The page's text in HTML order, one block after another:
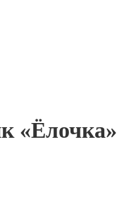
«Ёлочка»